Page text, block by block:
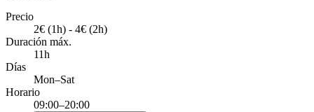
Precio
2€ (1h) - 4€ (2h)
Duración máx.
11h
Días
Mon–Sat
Horario
09:00–20:00